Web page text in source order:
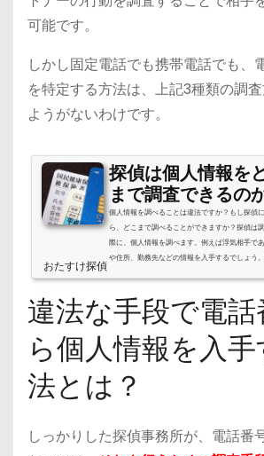
可能です。
しかし固定電話でも携帯電話でも、
を特定する方法は、上記3種類の調
ようがないわけです。
探偵は個人情報を
まで調査できるの
個人情報を調べることは違法ですか？もし探偵
ら、どこまで調べることができますか？探偵は
際に、個人情報を調べます。例えば浮気相手で
や住所、勤務先などの情報を入手するでしょう
しょう。探偵が個人情報を調べることは違法か
は、「氏名や生年月日、住所など特定の個人を
もの」と定義されています。2005年に個人情報
定され、さらに2017年5月に改定さ...
おたすけ探偵
違法な手段で電話
ら個人情報を入
法とは？
しっかりした探偵事務所が、電話番